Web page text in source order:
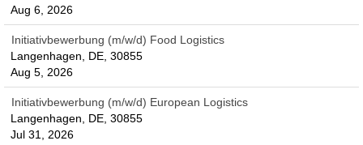
Aug 6, 2026
Initiativbewerbung (m/w/d) Food Logistics
Langenhagen, DE, 30855
Aug 5, 2026
Initiativbewerbung (m/w/d) European Logistics
Langenhagen, DE, 30855
Jul 31, 2026